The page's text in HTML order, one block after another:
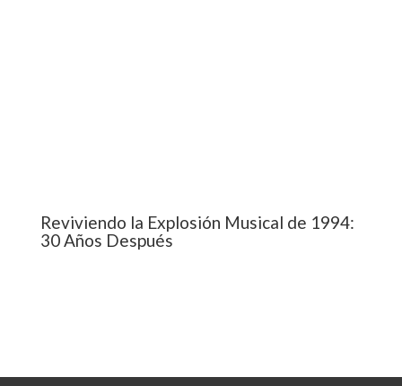
Reviviendo la Explosión Musical de 1994:
30 Años Después